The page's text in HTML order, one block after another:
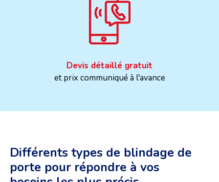
Devis détaillé gratuit
et prix communiqué à l'avance
Différents types de blindage de
porte pour répondre à vos